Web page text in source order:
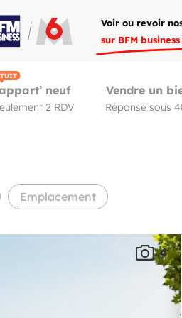
Voir ou revoir
sur BFM
neuf
2 RDV
Vendre un
Réponse sous
Emplacement
4